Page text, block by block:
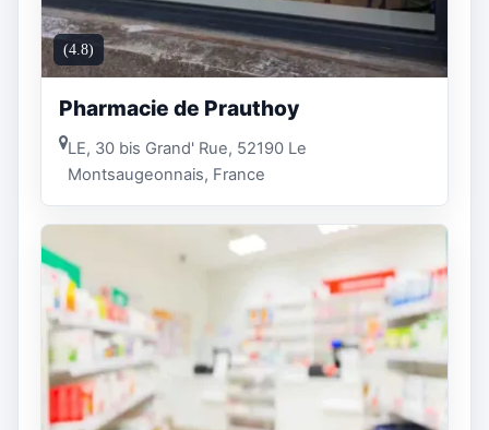
(4.8)
Pharmacie de Prauthoy
LE, 30 bis Grand' Rue, 52190 Le
Montsaugeonnais, France